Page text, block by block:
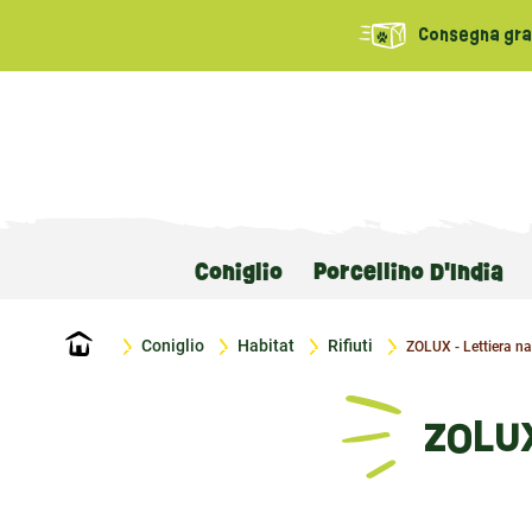
Consegna
Coniglio Porcellino D'India
Home Coniglio Habitat Rifiuti ZOLUX - Lettiera